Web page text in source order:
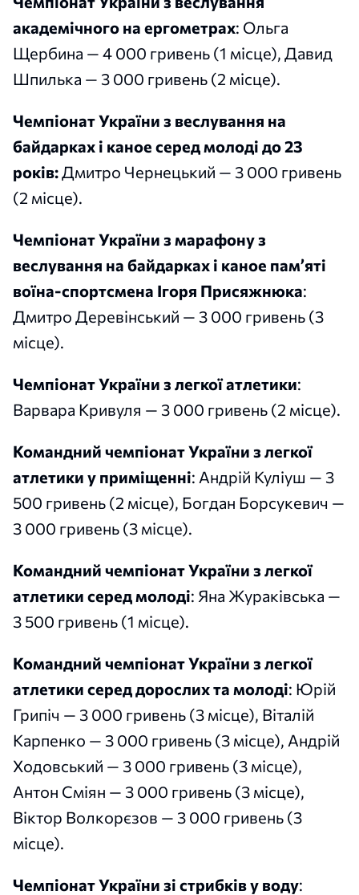
академічного на ергометрах: Ольга
Щербина — 4 000 гривень (1 місце), Давид
Шпилька — 3 000 гривень (2 місце).
Чемпіонат України з веслування на
байдарках і каное серед молоді до 23
років:Дмитро Чернецький — 3 000 гривень
(2 місце).
Чемпіонат України з марафону з
веслування на байдарках і каное пам’яті
воїна-спортсмена Ігоря Присяжнюка:
Дмитро Деревінський — 3 000 гривень (3
місце).
Чемпіонат України з легкої атлетики:
Варвара Кривуля — 3 000 гривень (2 місце).
Командний чемпіонат України з легкої
атлетики у приміщенні: Андрій Куліуш — 3
500 гривень (2 місце), Богдан Борсукевич —
3 000 гривень (3 місце).
Командний чемпіонат України з легкої
атлетики серед молоді: Яна Жураківська —
3 500 гривень (1 місце).
Командний чемпіонат України з легкої
атлетики серед дорослих та молоді: Юрій
Грипіч — 3 000 гривень (3 місце), Віталій
Карпенко — 3 000 гривень (3 місце), Андрій
Ходовський — 3 000 гривень (3 місце),
Антон Сміян — 3 000 гривень (3 місце),
Віктор Волкорєзов — 3 000 гривень (3
місце).
Чемпіонат України зі стрибків у воду: